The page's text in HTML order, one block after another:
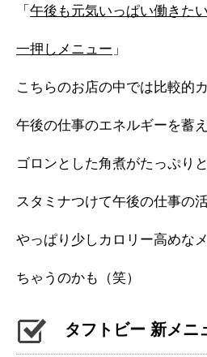
「 午後も元気いっぱい働きた
一押しメニュー 」
こちらのお店の中では比較的
午後の仕事のエネルギーを蓄
ゴロンとした角煮がたっぷり
スタミナつけて午後の仕事の
やっぱり少しカロリー高めな
ちゃうのかも（笑）
タフトビー 新メニ